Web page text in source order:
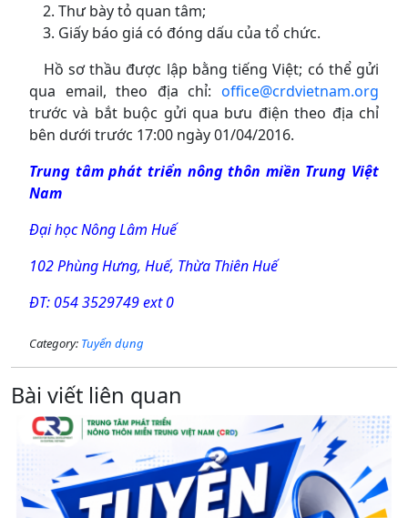
Thư bày tỏ quan tâm;
Giấy báo giá có đóng dấu của tổ chức.
Hồ sơ thầu được lập bằng tiếng Việt; có thể gửi
qua email, theo địa chỉ: office@crdvietnam.org
trước và bắt buộc gửi qua bưu điện theo địa chỉ
bên dưới trước 17:00 ngày 01/04/2016.
Trung tâm phát triển nông thôn miền Trung Việt
Nam
Đại học Nông Lâm Huế
102 Phùng Hưng, Huế, Thừa Thiên Huế
ĐT: 054 3529749 ext 0
Category: Tuyển dụng
Bài viết liên quan